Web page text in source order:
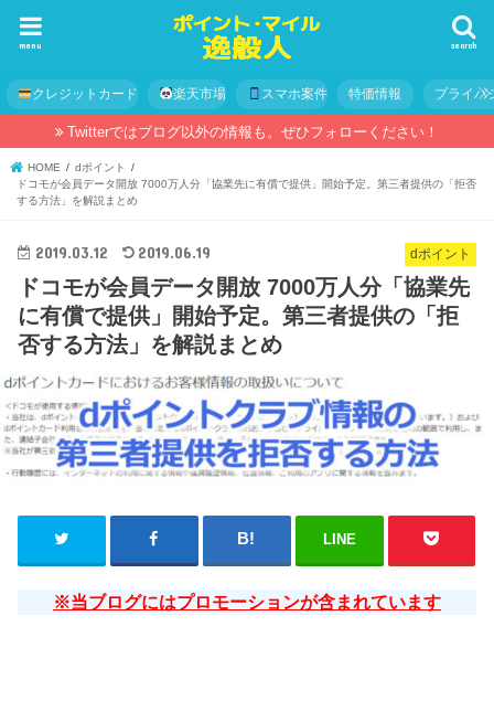
search
menu
クレジットカード 楽天市場 スマホ案件 特価情報 プライバ
Twitterではブログ以外の情報も。ぜひフォローください！
HOME
dポイント
ドコモが会員データ開放 7000万人分「協業先に有償で提供」開始予定。第三者提供の「拒否
する方法」を解説まとめ
dポイント
2019.03.12 2019.06.19
ドコモが会員データ開放 7000万人分「協業先
に有償で提供」開始予定。第三者提供の「拒
否する方法」を解説まとめ
LINE
※当ブログにはプロモーションが含まれています